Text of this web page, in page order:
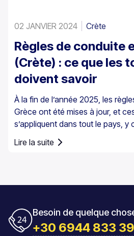
02 JANVIER 2024 Crète
Règles de conduite
(Crète) : ce que les
doivent savoir
À la fin de l’année 2025, les
Grèce ont été mises à jour, et
s’appliquent dans tout le pays, y
notamment le contrôle de la
Lire la suite
Besoin de quelque
+30 6944 833